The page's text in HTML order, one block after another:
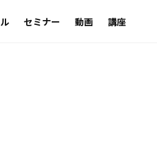
セミナー 動画 講座